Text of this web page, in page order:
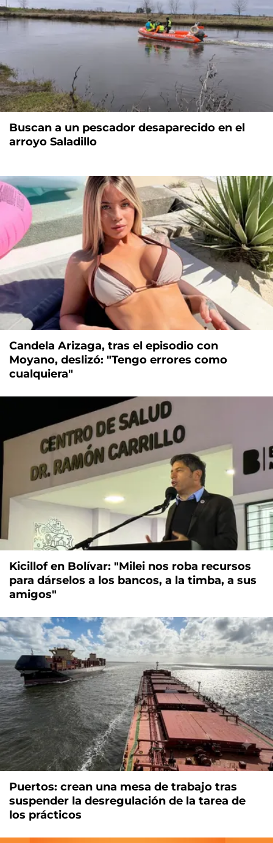
Buscan a un pescador desaparecido en el
arroyo Saladillo
Candela Arizaga, tras el episodio con
Moyano, deslizó: "Tengo errores como
cualquiera"
Kicillof en Bolívar: "Milei nos roba recursos
para dárselos a los bancos, a la timba, a sus
amigos"
Puertos: crean una mesa de trabajo tras
suspender la desregulación de la tarea de
los prácticos